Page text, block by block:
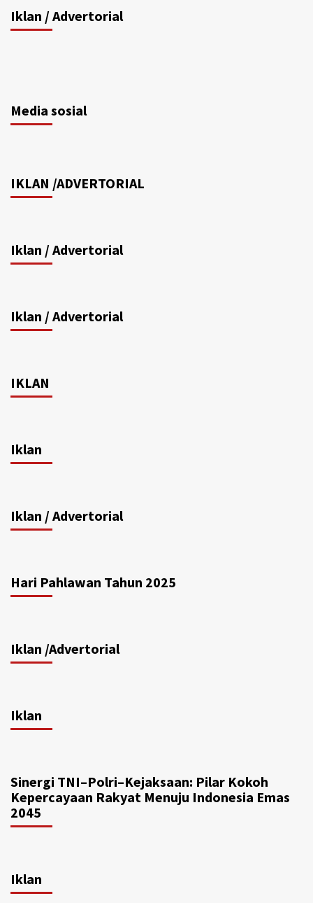
Iklan / Advertorial
Media sosial
IKLAN /ADVERTORIAL
Iklan / Advertorial
Iklan / Advertorial
IKLAN
Iklan
Iklan / Advertorial
Hari Pahlawan Tahun 2025
Iklan /Advertorial
Iklan
Sinergi TNI–Polri–Kejaksaan: Pilar Kokoh
Kepercayaan Rakyat Menuju Indonesia Emas
2045
Iklan